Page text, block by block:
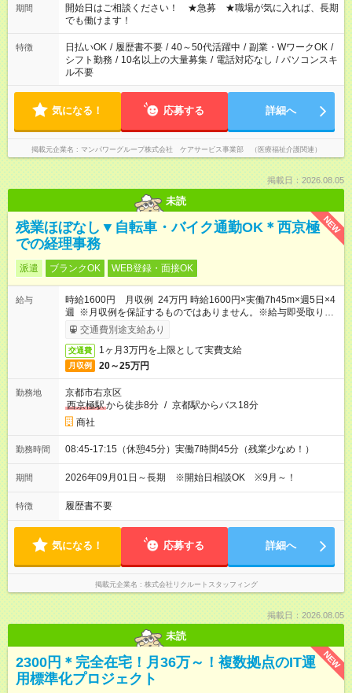
合わせ週40時間超の就業はご案内できません ※法令に基づき、
週20時間以上勤務は社会保険への加入対象となります ※労働者
派遣法（日雇い派遣の原則禁止）により、短時間・短期間の就
業はご案内が難しい場合があります
期間
開始日はご相談ください！ ★急募 ★職場が気に入れば、長期
でも働けます！
特徴 日払いOK / 履歴書不要 / 40～50代活躍中 / 副業・WワークOK /
シフト勤務 / 10名以上の大量募集 / 電話対応なし / パソコンスキ
ル不要
気になる！ 応募する 詳細へ
掲載元企業名 マンパワーグループ株式会社 ケアサービス事業部 （医療福祉介護関連）
掲載日：2026.08.05
未読
NEW
残業ほぼなし▼自転車・バイク通勤OK＊西京極
での経理事務
派遣 ブランクOK WEB登録・面接OK
給与
時給1600円 月収例 24万円 時給1600円×実働7h45m×週5日×4
週 ※月収例を保証するものではありません。※給与即受取りサ
ービス利用可（利用条件有）
交通費別途支給あり
交通費 1ヶ月3万円を上限として実費支給
月収例 20～25万円
勤務地
京都市右京区
西京極駅から徒歩8分 / 京都駅からバス18分
商社
勤務時間 08:45-17:15（休憩45分）実働7時間45分（残業少なめ！）
期間 2026年09月01日～長期 ※開始日相談OK ※9月～！
特徴 履歴書不要
気になる！ 応募する 詳細へ
掲載元企業名 株式会社リクルートスタッフィング
掲載日：2026.08.05
未読
NEW
2300円＊完全在宅！月36万～！複数拠点のIT運
用標準化プロジェクト